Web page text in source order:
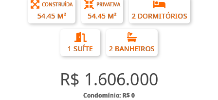
CONSTRUÍDA
54.45 M²
PRIVATIVA
54.45 M² 2 DORMITÓRIOS
1 SUÍTE 2 BANHEIROS
R$ 1.606.000
Condomínio: R$ 0